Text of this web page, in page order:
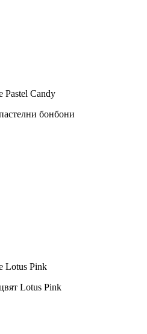
Candy
бонбони
Lotus Pink
Lotus Pink